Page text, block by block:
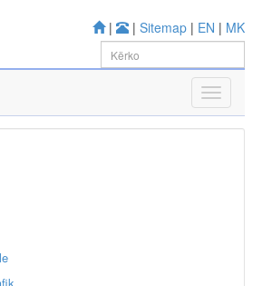
| | Sitemap | EN | MK